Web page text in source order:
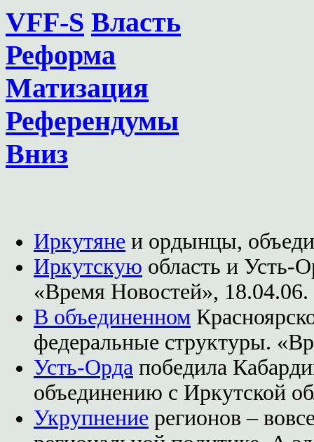
VFF-S Власть
Реформа
Матизация
Референдумы
Вниз
Иркутяне и ордынцы,
Иркутскую область и Усть-
«Время Новостей», 18.04.06.
В объединенном
федеральные структуры.
Усть-Орда победила
объединению с Иркутской
Укрупнение регионов –